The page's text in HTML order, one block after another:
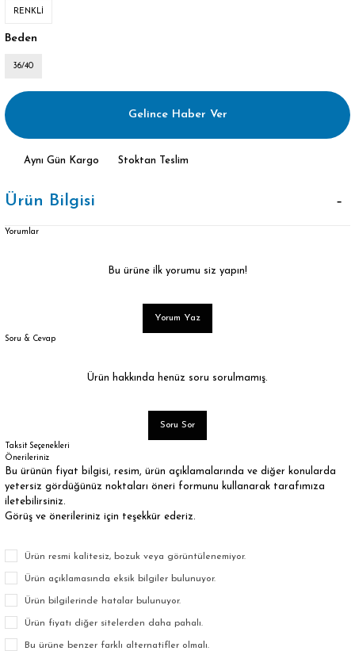
RENKLİ
Beden
36/40
Gelince Haber Ver
Aynı Gün Kargo Stoktan Teslim
Ürün Bilgisi
Yorumlar
Bu ürüne ilk yorumu siz yapın!
Yorum Yaz
Soru & Cevap
Ürün hakkında henüz soru sorulmamış.
Soru Sor
Taksit Seçenekleri
Önerileriniz
Bu ürünün fiyat bilgisi, resim, ürün açıklamalarında ve diğer konularda
yetersiz gördüğünüz noktaları öneri formunu kullanarak tarafımıza
iletebilirsiniz.
Görüş ve önerileriniz için teşekkür ederiz.
Ürün resmi kalitesiz, bozuk veya görüntülenemiyor.
Ürün açıklamasında eksik bilgiler bulunuyor.
Ürün bilgilerinde hatalar bulunuyor.
Ürün fiyatı diğer sitelerden daha pahalı.
Bu ürüne benzer farklı alternatifler olmalı.